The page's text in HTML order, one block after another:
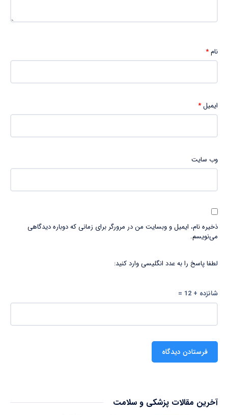
نام*
ایمیل*
وب‌ سایت
ذخیره نام، ایمیل و وبسایت من در مرورگر برای زمانی که دوباره دیدگاهی
می‌نویسم.
لطفا پاسخ را به عدد انگلیسی وارد کنید:
شانزده + 12 =
آخرین مقالات پزشکی و سلامت